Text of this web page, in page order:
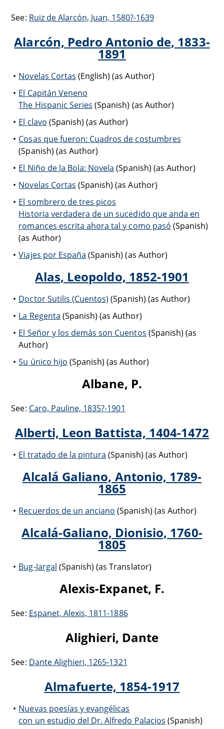
See: Ruiz de Alarcón, Juan, 1580?-1639
Alarcón, Pedro Antonio de, 1833-
1891
Novelas Cortas (English) (as Author)
El Capitán Veneno
The Hispanic Series (Spanish) (as Author)
El clavo (Spanish) (as Author)
Cosas que fueron: Cuadros de costumbres
(Spanish) (as Author)
El Niño de la Bola: Novela (Spanish) (as Author)
Novelas Cortas (Spanish) (as Author)
El sombrero de tres picos
Historia verdadera de un sucedido que anda en
romances escrita ahora tal y como pasó (Spanish)
(as Author)
Viajes por España (Spanish) (as Author)
Alas, Leopoldo, 1852-1901
Doctor Sutilis (Cuentos) (Spanish) (as Author)
La Regenta (Spanish) (as Author)
El Señor y los demás son Cuentos (Spanish) (as
Author)
Su único hijo (Spanish) (as Author)
Albane, P.
See: Caro, Pauline, 1835?-1901
Alberti, Leon Battista, 1404-1472
El tratado de la pintura (Spanish) (as Author)
Alcalá Galiano, Antonio, 1789-
1865
Recuerdos de un anciano (Spanish) (as Author)
Alcalá-Galiano, Dionisio, 1760-
1805
Bug-Jargal (Spanish) (as Translator)
Alexis-Expanet, F.
See: Espanet, Alexis, 1811-1886
Alighieri, Dante
See: Dante Alighieri, 1265-1321
Almafuerte, 1854-1917
Nuevas poesías y evangélicas
con un estudio del Dr. Alfredo Palacios (Spanish)